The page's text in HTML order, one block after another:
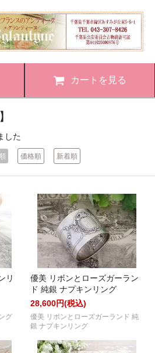
カートを見る
した
価格順 新着順
リ
グ
優美 リボンとローズガーラン
ド 純銀 ナプキンリング
28,600円(税込)
優美 リボンとローズガーランド 純
銀 ナプキンリング